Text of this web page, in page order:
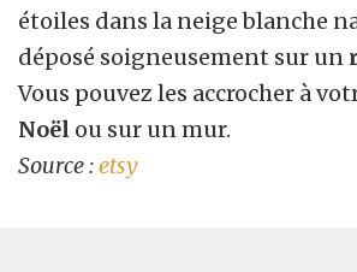
étoiles dans la neige blanche
déposé soigneusement sur un
Vous pouvez les accrocher à
Noël ou sur un mur.
Source :etsy